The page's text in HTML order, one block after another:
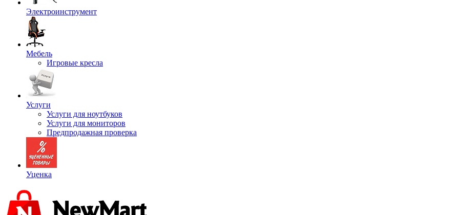
Электроинструмент
Мебель
Игровые кресла
Услуги
Услуги для ноутбуков
Услуги для мониторов
Предпродажная проверка
Уценка